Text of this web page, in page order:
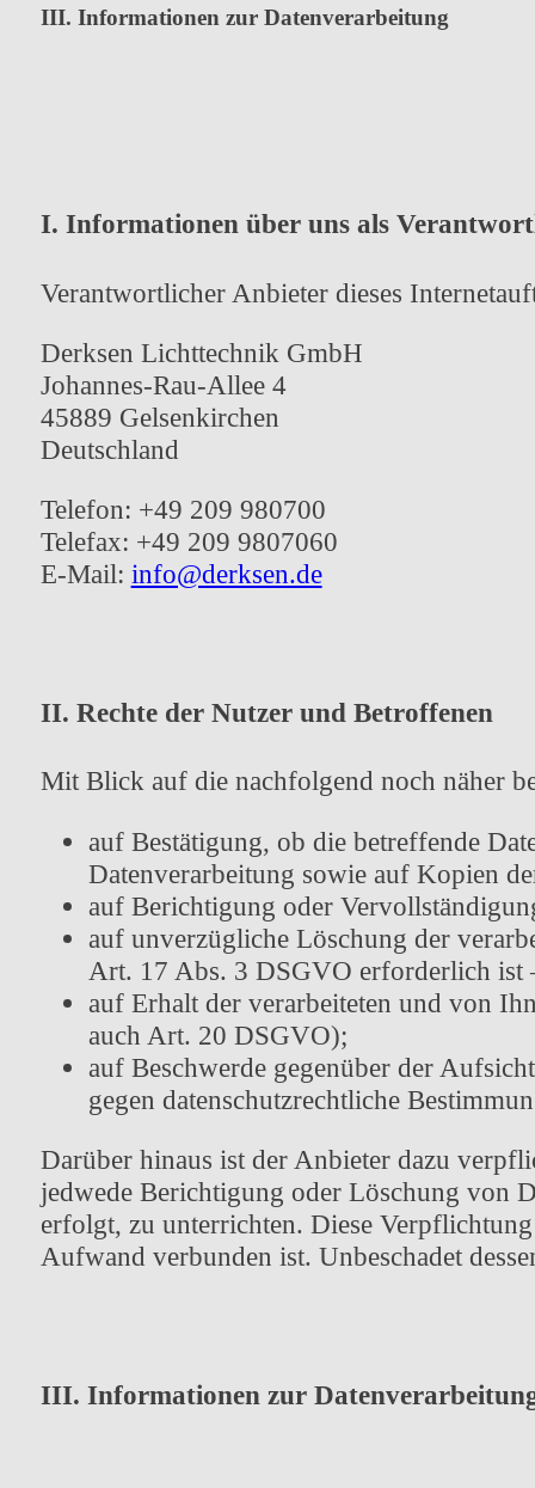
III. Informationen zur Datenverarbeitung
I. Informationen über uns als
Verantwortlicher Anbieter dieses
Derksen Lichttechnik GmbH
Johannes-Rau-Allee 4
45889 Gelsenkirchen
Deutschland
Telefon: +49 209 980700
Telefax: +49 209 9807060
E-Mail: info@derksen.de
II. Rechte der Nutzer und Betroffenen
Mit Blick auf die nachfolgend noch näher
auf Bestätigung, ob die betreffende
Datenverarbeitung sowie auf Kopien
auf Berichtigung oder
auf unverzügliche Löschung der
Art. 17 Abs. 3 DSGVO erforderlich ist
auf Erhalt der verarbeiteten und von
auch Art. 20 DSGVO);
auf Beschwerde gegenüber der
gegen datenschutzrechtliche
Darüber hinaus ist der Anbieter dazu
jedwede Berichtigung oder Löschung von
erfolgt, zu unterrichten. Diese
Aufwand verbunden ist. Unbeschadet
III. Informationen zur